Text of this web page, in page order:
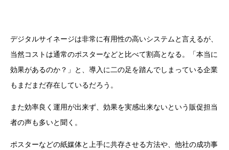
デジタルサイネージは非常に有用性の高いシステムと言えるが、
当然コストは通常のポスターなどと比べて割高となる。「本当に
効果があるのか？」と、導入に二の足を踏んでしまっている企業
もまだまだ存在しているだろう。
また効率良く運用が出来ず、効果を実感出来ないという販促担当
者の声も多いと聞く。
ポスターなどの紙媒体と上手に共存させる方法や、他社の成功事